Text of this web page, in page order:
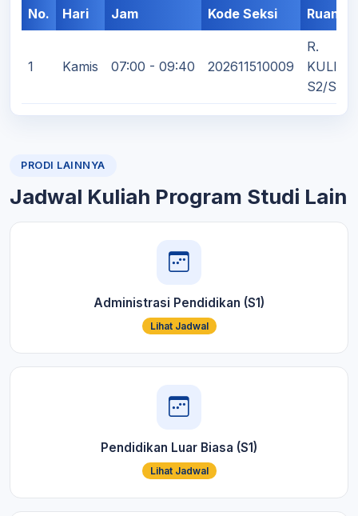
No. Hari Jam Kode Seksi
1 Kamis 07:00 - 09:40 202611510009
R.
KULIAH
S2/S3
PRODI LAINNYA
Jadwal Kuliah Program Studi Lain
Administrasi Pendidikan (S1)
Lihat Jadwal
Pendidikan Luar Biasa (S1)
Lihat Jadwal